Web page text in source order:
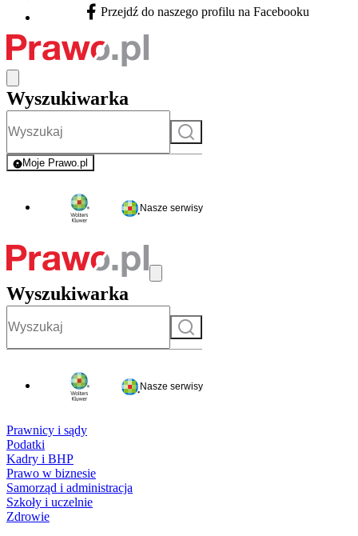
Facebook - otwiera się w nowej karcie
Przejdź do naszego profilu na Facebooku
Wyszukiwarka
Szukaj
Moje Prawo.pl
- rejestracja i logowanie do serwisu
Nasze serwisy
Wyszukiwarka
Szukaj
Nasze serwisy
Prawnicy i sądy
Podatki
Kadry i BHP
Prawo w biznesie
Samorząd i administracja
Szkoły i uczelnie
Zdrowie